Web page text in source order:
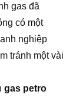
gas đã
có một
nghiệp
tránh một vài
gas petro